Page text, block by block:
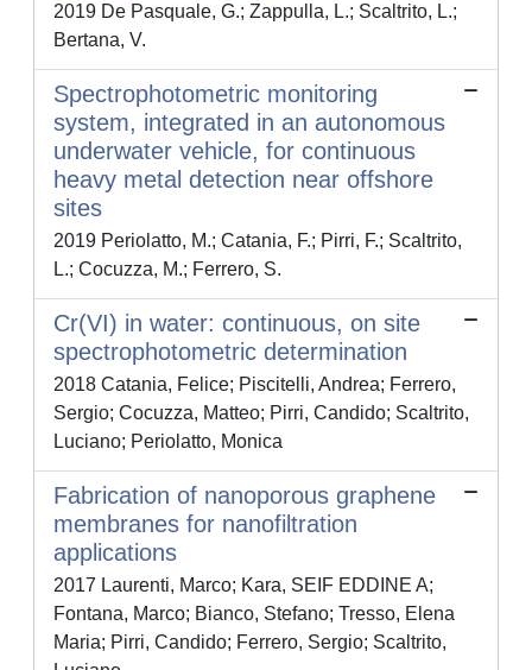
2019 De Pasquale, G.; Zappulla, L.; Scaltrito, L.;
Bertana, V.
Spectrophotometric monitoring
system, integrated in an autonomous
underwater vehicle, for continuous
heavy metal detection near offshore
sites
2019 Periolatto, M.; Catania, F.; Pirri, F.; Scaltrito,
L.; Cocuzza, M.; Ferrero, S.
Cr(VI) in water: continuous, on site
spectrophotometric determination
2018 Catania, Felice; Piscitelli, Andrea; Ferrero,
Sergio; Cocuzza, Matteo; Pirri, Candido; Scaltrito,
Luciano; Periolatto, Monica
Fabrication of nanoporous graphene
membranes for nanofiltration
applications
2017 Laurenti, Marco; Kara, SEIF EDDINE A;
Fontana, Marco; Bianco, Stefano; Tresso, Elena
Maria; Pirri, Candido; Ferrero, Sergio; Scaltrito,